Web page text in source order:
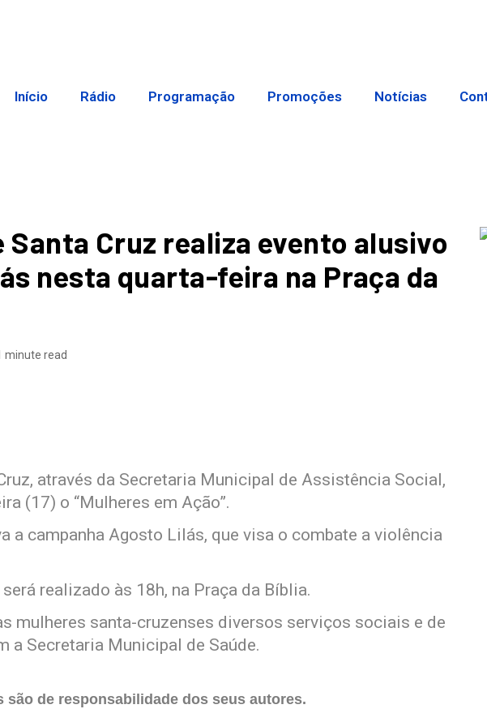
Início Rádio Programação Promoções Notícias
Cruz realiza evento alusivo
nesta quarta-feira na Praça da
minute read
através da Secretaria Municipal de Assistência Social,
(17) o “Mulheres em Ação”.
a campanha Agosto Lilás, que visa o combate a violência
será realizado às 18h, na Praça da Bíblia.
mulheres santa-cruzenses diversos serviços sociais e de
a Secretaria Municipal de Saúde.
são de responsabilidade dos seus autores.